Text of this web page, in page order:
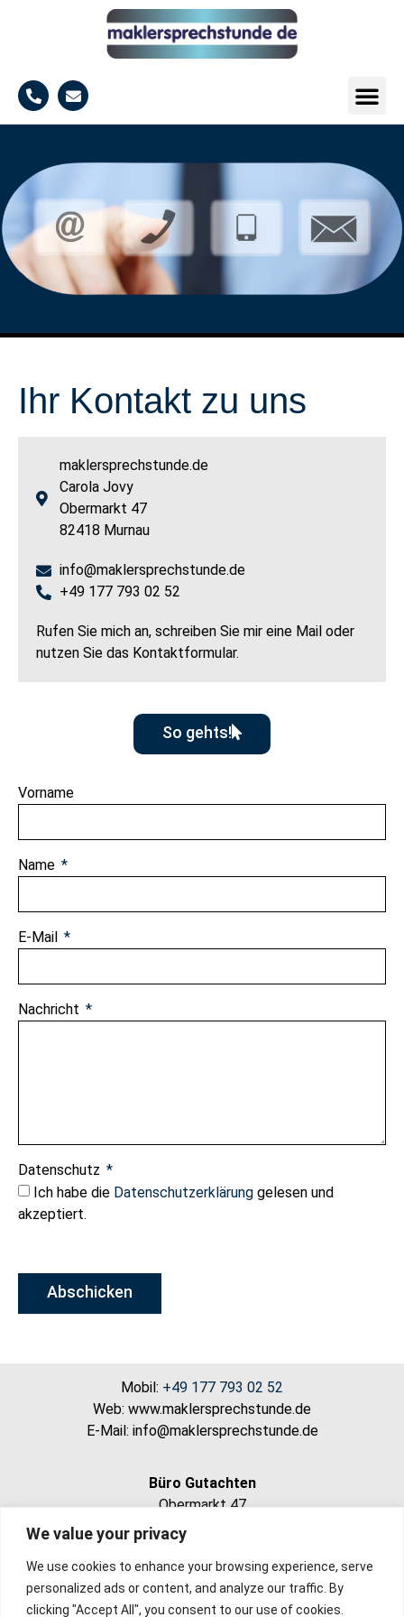
We value your privacy
We use cookies to enhance your browsing experience, serve
personalized ads or content, and analyze our traffic. By
clicking "Accept All", you consent to our use of cookies.
Ihr Kontakt zu uns
maklersprechstunde.de
Carola Jovy
Obermarkt 47
82418 Murnau
info@maklersprechstunde.de
+49 177 793 02 52
Rufen Sie mich an, schreiben Sie mir eine Mail oder
nutzen Sie das Kontaktformular.
So gehts!
Vorname
Name
E-Mail
Nachricht
Datenschutz
Ich habe die Datenschutzerklärung gelesen und
akzeptiert.
Abschicken
Mobil: +49 177 793 02 52
Web: www.maklersprechstunde.de
E-Mail: info@maklersprechstunde.de
Büro Gutachten
Obermarkt 47
82418 Murnau
Büro Immobilien
LBS – Untermarkt 12